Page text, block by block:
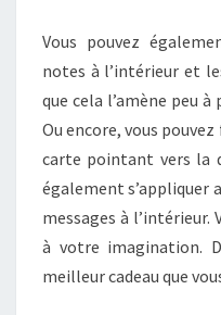
Vous pouvez
notes à l’intérieur et
que cela l’amène peu
Ou encore, vous
carte pointant vers la
également s’appliquer
messages à l’intérieur.
à votre imagination.
meilleur cadeau que